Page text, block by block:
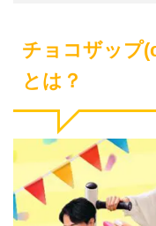
チョコザップ
とは？